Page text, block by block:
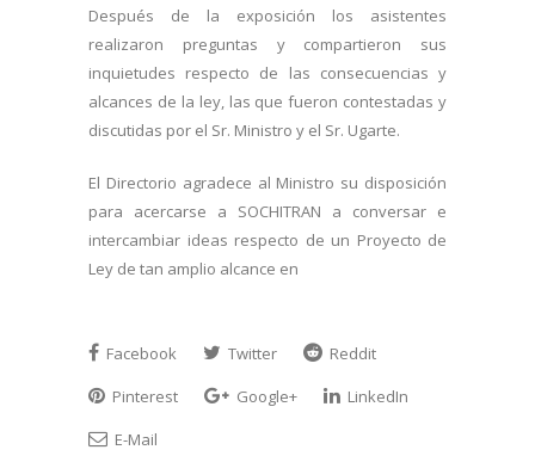
Después de la exposición los asistentes
realizaron preguntas y compartieron sus
inquietudes respecto de las consecuencias y
alcances de la ley, las que fueron contestadas y
discutidas por el Sr. Ministro y el Sr. Ugarte.
El Directorio agradece al Ministro su disposición
para acercarse a SOCHITRAN a conversar e
intercambiar ideas respecto de un Proyecto de
Ley de tan amplio alcance en
Facebook Twitter
Reddit
Pinterest
Google+
LinkedIn
E-Mail